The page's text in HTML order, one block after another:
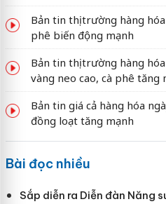
Bản tin thị trường hàng
phê biến động mạnh
Bản tin thị trường hàng
vàng neo cao, cà phê
Bản tin giá cả hàng hóa
đồng loạt tăng mạnh
Bài đọc nhiều
Sắp diễn ra Diễn đàn Năng